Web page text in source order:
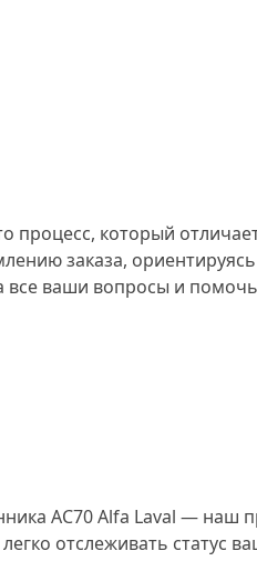
процесс, который
заказа,
все ваши вопросы и
AC70 Alfa Laval — наш
отслеживать статус